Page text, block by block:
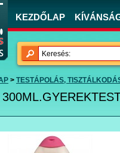
KEZDŐLAP
> TESTÁPOLÁS,